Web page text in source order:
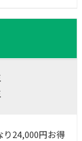
24,000円お得